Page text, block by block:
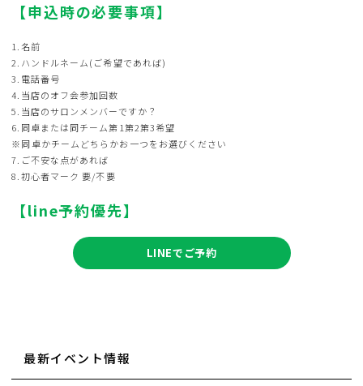
【申込時の必要事項】
1.名前
2.ハンドルネーム(ご希望であれば)
3.電話番号
4.当店のオフ会参加回数
5.当店のサロンメンバーですか？
6.同卓または同チーム第1第2第3希望
※同卓かチームどちらかお一つをお選びください
7.ご不安な点があれば
8.初心者マーク 要/不要
【line予約優先】
LINEでご予約
最新イベント情報